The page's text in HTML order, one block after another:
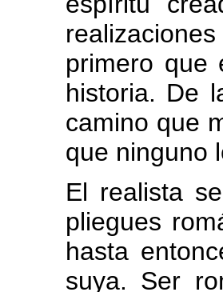
primero que
historia. De
camino que
que ninguno
El realista
pliegues
hasta
suya. Ser